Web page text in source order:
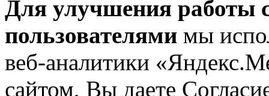
Для улучшения работы
пользователями мы
веб-аналитики
сайтом, Вы даете